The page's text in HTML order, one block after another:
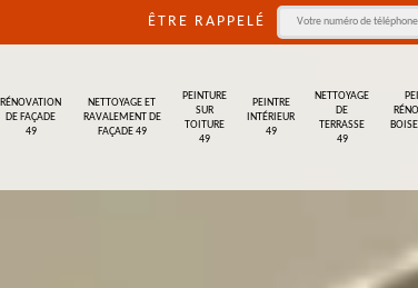
ÊTRE RAPPELÉ
RÉNOVATION
DE FAÇADE
49
NETTOYAGE ET
RAVALEMENT DE
FAÇADE 49
PEINTURE
SUR
TOITURE
49
PEINTRE
INTÉRIEUR
49
NETTOYAGE
DE
TERRASSE
49